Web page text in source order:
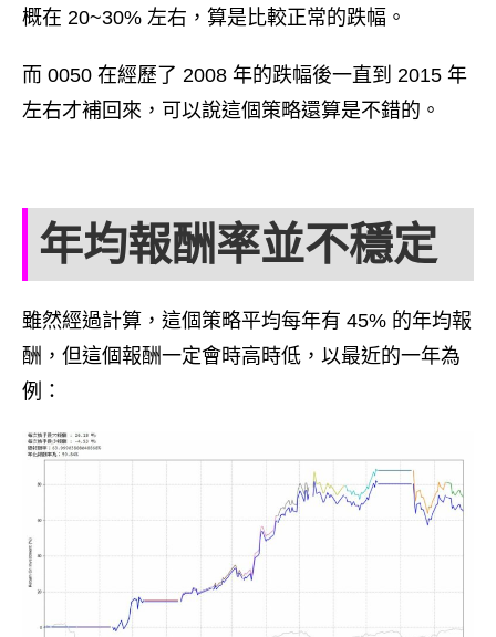
概在 20~30% 左右，算是比較正常的跌幅。
而 0050 在經歷了 2008 年的跌幅後一直到 2015 年
左右才補回來，可以說這個策略還算是不錯的。
年均報酬率並不穩定
雖然經過計算，這個策略平均每年有 45% 的年均報
酬，但這個報酬一定會時高時低，以最近的一年為
例：